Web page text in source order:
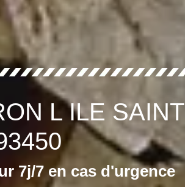
L ILE SAINT
7j/7 en cas d'urgence